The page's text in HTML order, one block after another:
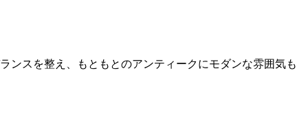
ンスを整え、もともとのアンティークにモダンな雰囲気も